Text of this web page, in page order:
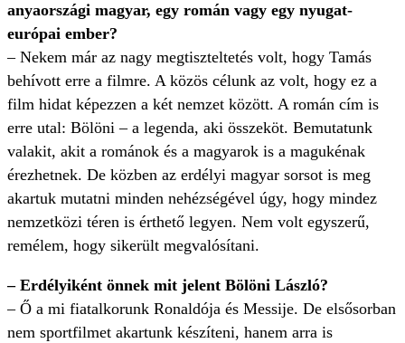
anyaországi magyar, egy román vagy egy nyugat-
európai ember?
– Nekem már az nagy megtiszteltetés volt, hogy Tamás
behívott erre a filmre. A közös célunk az volt, hogy ez a
film hidat képezzen a két nemzet között. A román cím is
erre utal: Bölöni – a legenda, aki összeköt. Bemutatunk
valakit, akit a románok és a magyarok is a magukénak
érezhetnek. De közben az erdélyi magyar sorsot is meg
akartuk mutatni minden nehézségével úgy, hogy mindez
nemzetközi téren is érthető legyen. Nem volt egyszerű,
remélem, hogy sikerült megvalósítani.
– Erdélyiként önnek mit jelent Bölöni László?
– Ő a mi fiatalkorunk Ronaldója és Messije. De elsősorban
nem sportfilmet akartunk készíteni, hanem arra is